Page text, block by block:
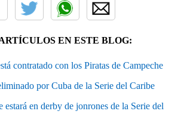
EN ESTE BLOG:
contratado con los Piratas de Campeche
por Cuba de la Serie del Caribe
en derby de jonrones de la Serie del